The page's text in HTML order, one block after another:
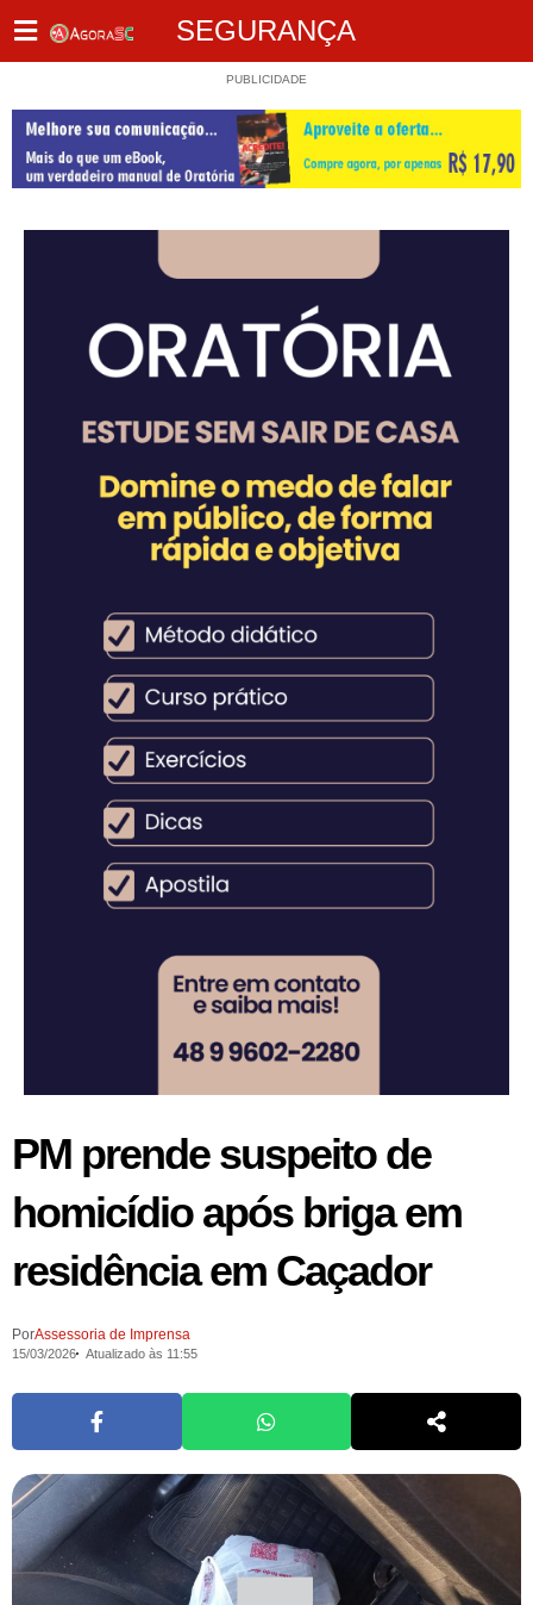
SEGURANÇA
PUBLICIDADE
PM prende suspeito de
homicídio após briga em
residência em Caçador
PorAssessoria de Imprensa
15/03/2026 Atualizado às 11:55